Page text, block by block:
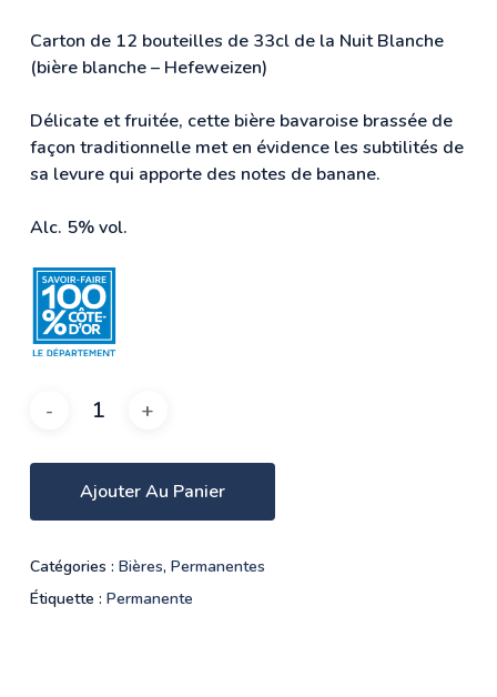
Carton de 12 bouteilles de 33cl de la Nuit Blanche
(bière blanche – Hefeweizen)
Délicate et fruitée, cette bière bavaroise brassée de
façon traditionnelle met en évidence les subtilités de
sa levure qui apporte des notes de banane.
Alc. 5% vol.
Ajouter Au Panier
Catégories : Bières, Permanentes
Étiquette : Permanente